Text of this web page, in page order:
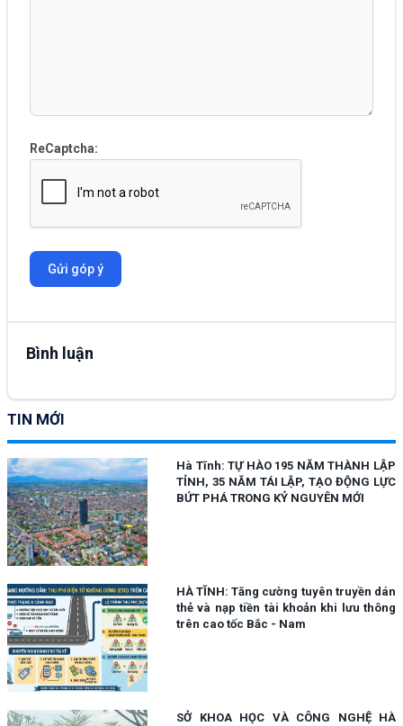
ReCaptcha:
Gửi góp ý
Bình luận
TIN MỚI
Hà Tĩnh: TỰ HÀO 195 NĂM THÀNH LẬP
TỈNH, 35 NĂM TÁI LẬP, TẠO ĐỘNG LỰC
BỨT PHÁ TRONG KỶ NGUYÊN MỚI
HÀ TĨNH: Tăng cường tuyên truyền dán
thẻ và nạp tiền tài khoản khi lưu thông
trên cao tốc Bắc - Nam
SỞ KHOA HỌC VÀ CÔNG NGHỆ HÀ